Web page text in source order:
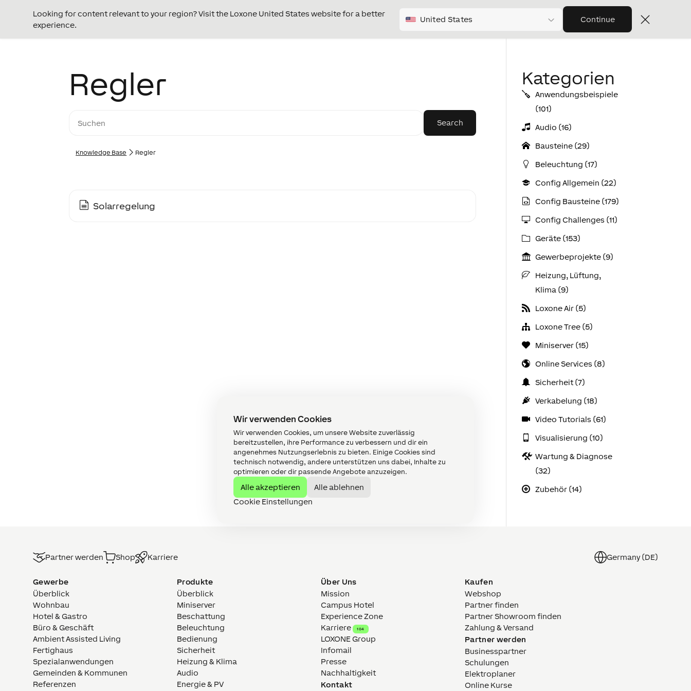
Wir verwenden Cookies
Wir verwenden Cookies, um unsere Website zuverlässig
bereitzustellen, ihre Performance zu verbessern und dir ein
angenehmes Nutzungserlebnis zu bieten. Einige Cookies sind
technisch notwendig, andere unterstützen uns dabei, Inhalte zu
optimieren oder dir passende Angebote anzuzeigen.
Alle akzeptieren
Alle ablehnen
Cookie Einstellungen
Looking for content relevant to your region? Visit the Loxone United States website for a better
experience.
United States Continue
Regler
Knowledge Base Regler
Solarregelung
Kategorien
Anwendungs­­­beispiele
(101)
Audio (16)
Bausteine (29)
Beleuchtung (17)
Config Allgemein (22)
Config Bausteine (179)
Config Challenges (11)
Geräte (153)
Gewerbeprojekte (9)
Heizung, Lüftung,
Klima (9)
Loxone Air (5)
Loxone Tree (5)
Miniserver (15)
Online Services (8)
Sicherheit (7)
Verkabelung (18)
Video Tutorials (61)
Visualisierung (10)
Wartung & Diagnose
(32)
Zubehör (14)
Partner werden Shop Karriere Germany (DE)
Gewerbe
Überblick
Wohnbau
Hotel & Gastro
Büro & Geschäft
Ambient Assisted Living
Fertighaus
Spezialanwendungen
Gemeinden & Kommunen
Referenzen
Produkte
Überblick
Miniserver
Beschattung
Beleuchtung
Bedienung
Sicherheit
Heizung & Klima
Audio
Energie & PV
Über Uns
Mission
Campus Hotel
Experience Zone
Karriere
104
LOXONE Group
Infomail
Presse
Nachhaltigkeit
Kontakt
Kaufen
Webshop
Partner finden
Partner Showroom finden
Zahlung & Versand
Partner werden
Businesspartner
Schulungen
Elektroplaner
Online Kurse